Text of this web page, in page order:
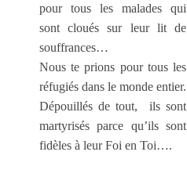
pour tous les malades qui
sont cloués sur leur lit de
souffrances…
Nous te prions pour tous les
réfugiés dans le monde entier.
Dépouillés de tout, ils sont
martyrisés parce qu’ils sont
fidèles à leur Foi en Toi….